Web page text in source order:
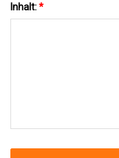
Inhalt:*